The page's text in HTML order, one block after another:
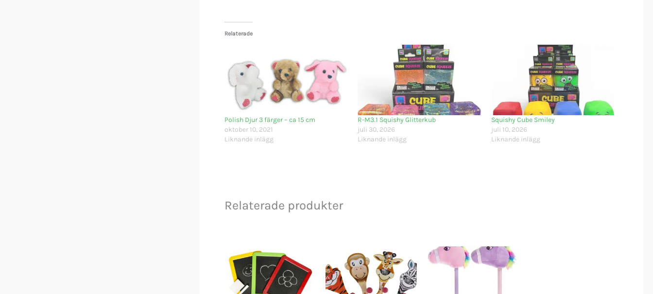
Relaterade
Polish Djur 3 färger – ca 15 cm
oktober 10, 2021
Liknande inlägg
R-M3.1 Squishy Glitterkub
juli 30, 2026
Liknande inlägg
Squishy Cube Smiley
juli 10, 2026
Liknande inlägg
Relaterade produkter